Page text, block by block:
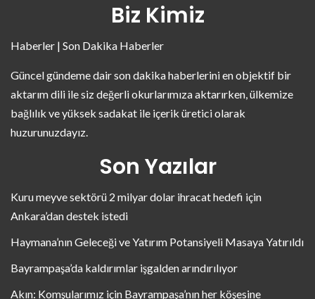
Biz Kimiz
Haberler | Son Dakika Haberler
Güncel gündeme dair son dakika haberlerini en objektif bir
aktarım dili ile siz değerli okurlarımıza aktarırken, ülkemize
bağlılık ve yüksek sadakat ile içerik üretici olarak
huzurunuzdayız.
Son Yazılar
Kuru meyve sektörü 2 milyar dolar ihracat hedefi için
Ankara’dan destek istedi
Haymana’nın Geleceği ve Yatırım Potansiyeli Masaya Yatırıldı
Bayrampaşa’da kaldırımlar işgalden arındırılıyor
Akın: Komşularımız için Bayrampaşa’nın her köşesine